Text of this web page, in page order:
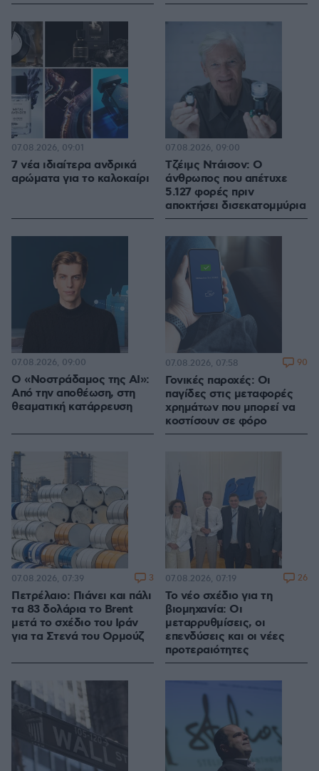
7 νέα ιδιαίτερα ανδρικά
αρώματα για το καλοκαίρι
07.08.2026, 09:01
Τζέιμς Ντάισον: Ο
άνθρωπος που απέτυχε
5.127 φορές πριν
αποκτήσει δισεκατομμύρια
07.08.2026, 09:00
Ο «Νοστράδαμος της AI»:
Από την αποθέωση, στη
θεαματική κατάρρευση
07.08.2026, 09:00
Γονικές παροχές: Οι
παγίδες στις μεταφορές
χρημάτων που μπορεί να
κοστίσουν σε φόρο
07.08.2026, 07:58 90
Πετρέλαιο: Πιάνει και πάλι
τα 83 δολάρια το Brent
μετά το σχέδιο του Ιράν
για τα Στενά του Ορμούζ
07.08.2026, 07:39 3
Το νέο σχέδιο για τη
βιομηχανία: Οι
μεταρρυθμίσεις, οι
επενδύσεις και οι νέες
προτεραιότητες
07.08.2026, 07:19 26